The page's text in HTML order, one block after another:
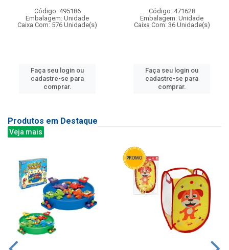
Código: 495186
Embalagem: Unidade
Caixa Com: 576 Unidade(s)
Faça seu login ou
cadastre-se para
comprar.
Código: 471628
Embalagem: Unidade
Caixa Com: 36 Unidade(s)
Faça seu login ou
cadastre-se para
comprar.
Produtos em Destaque
Veja mais